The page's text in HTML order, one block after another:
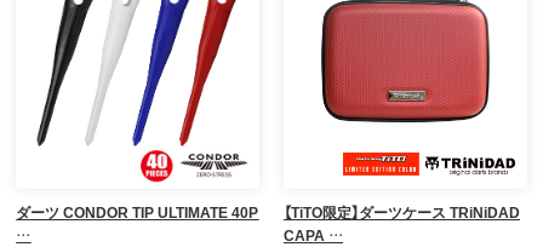
ダーツ CONDOR TIP ULTIMATE 40P
…
【TiTO限定】ダーツケース TRiNiDAD
CAPA …